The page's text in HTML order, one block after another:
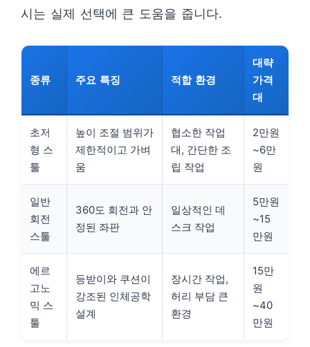
시는 실제 선택에 큰 도움을 줍니다.
종류 주요 특징 적합 환경
대략
가격
대
초저
형 스
툴
높이 조절 범위가
제한적이고 가벼
움
협소한 작업
대, 간단한 조
립 작업
2만원
~6만
원
일반
회전
스툴
360도 회전과 안
정된 좌판
일상적인 데
스크 작업
5만원
~15
만원
에르
고노
믹 스
툴
등받이와 쿠션이
강조된 인체공학
설계
장시간 작업,
허리 부담 큰
환경
15만
원
~40
만원